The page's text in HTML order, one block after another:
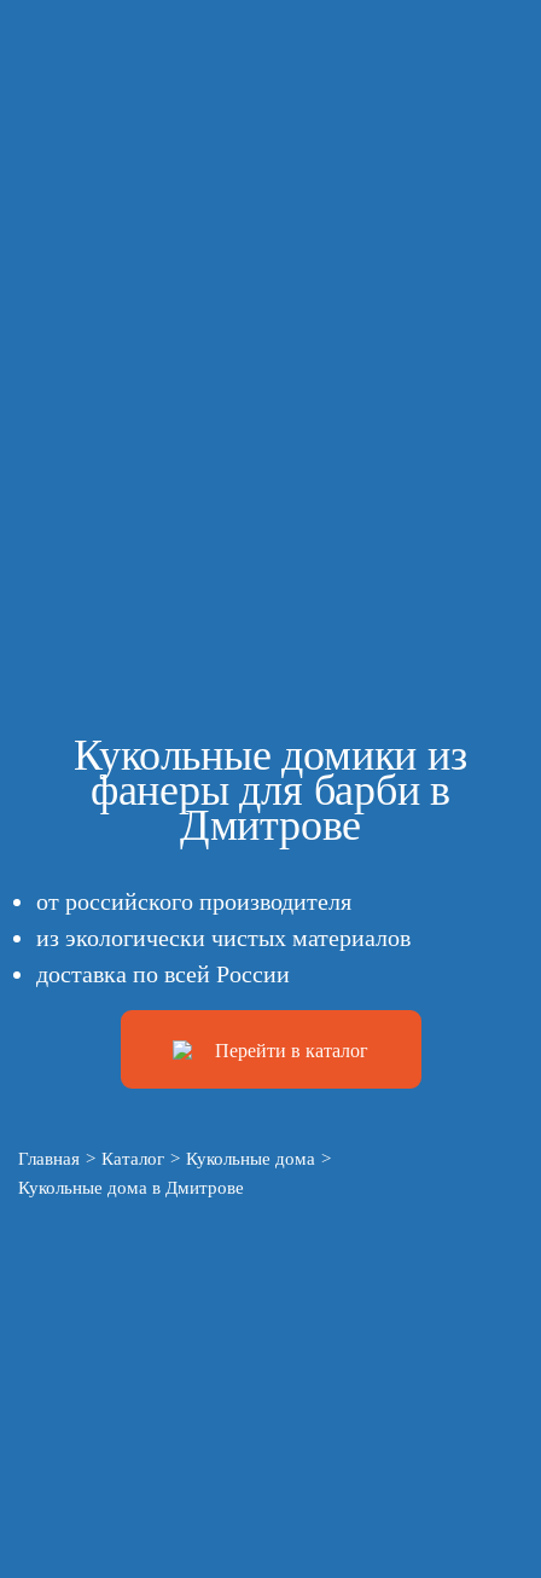
Кукольные домики из
фанеры для барби в
Дмитрове
от российского производителя
из экологически чистых материалов
доставка по всей России
Перейти в каталог
Главная > Каталог > Кукольные дома >
Кукольные дома в Дмитрове